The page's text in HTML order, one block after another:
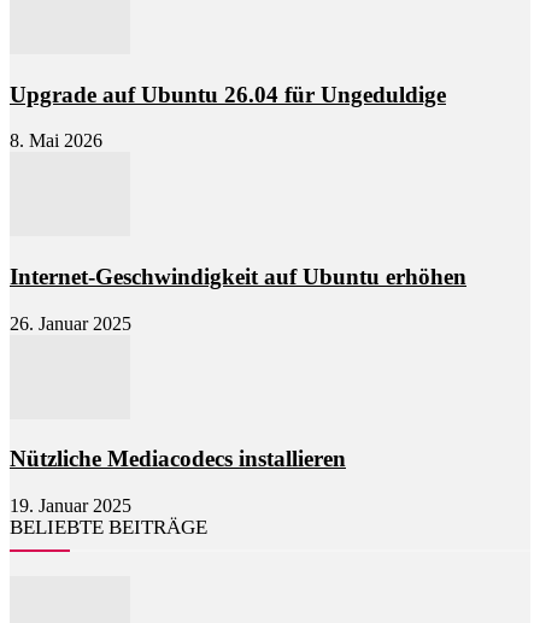
Upgrade auf Ubuntu 26.04 für Ungeduldige
8. Mai 2026
Internet-Geschwindigkeit auf Ubuntu erhöhen
26. Januar 2025
Nützliche Mediacodecs installieren
19. Januar 2025
BELIEBTE BEITRÄGE